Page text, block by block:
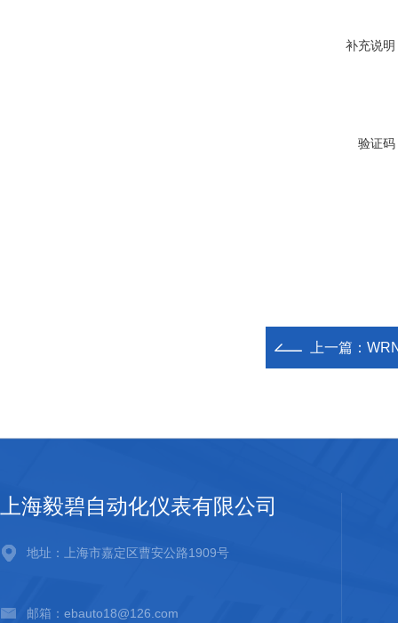
补充说明
验证码
上一篇：
上海毅碧自动化仪表有限公司
地址：上海市嘉定区曹安公路1909号
邮箱：ebauto18@126.com